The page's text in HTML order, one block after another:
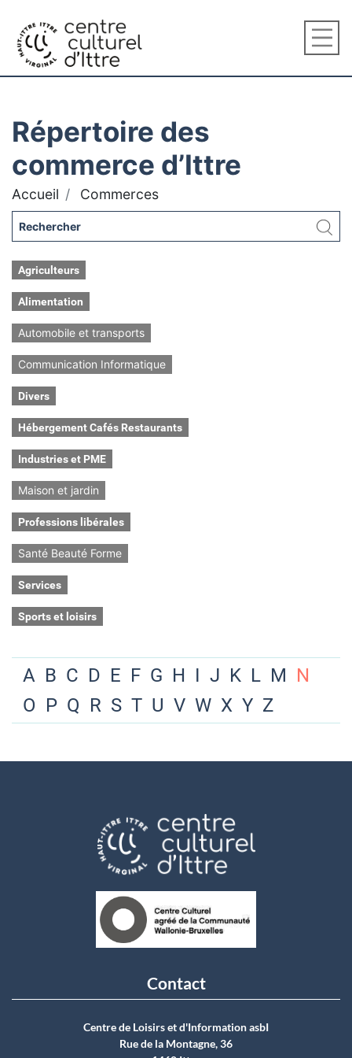
Répertoire des
commerce d’Ittre
Accueil Commerces
Agriculteurs
Alimentation
Automobile et transports
Communication Informatique
Divers
Hébergement Cafés Restaurants
Industries et PME
Maison et jardin
Professions libérales
Santé Beauté Forme
Services
Sports et loisirs
A B C D E F G H I J K L M N
O P Q R S T U V W X Y Z
Contact
Centre de Loisirs et d'Information asbI
Rue de la Montagne, 36